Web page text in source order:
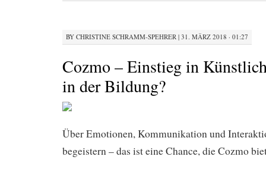
BY CHRISTINE SCHRAMM-SPEHRER | 31. MÄRZ 2018 · 01:27
Cozmo – Einstieg in
in der Bildung?
Über Emotionen, Kommunikation und
begeistern – das ist eine Chance, die Cozmo